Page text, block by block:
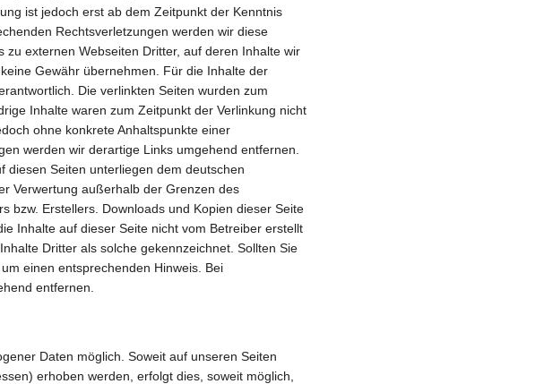
ist jedoch erst ab dem Zeitpunkt der Kenntnis
Rechtsverletzungen werden wir diese
externen Webseiten Dritter, auf deren Inhalte wir
Gewähr übernehmen. Für die Inhalte der
Die verlinkten Seiten wurden zum
Inhalte waren zum Zeitpunkt der Verlinkung nicht
ohne konkrete Anhaltspunkte einer
werden wir derartige Links umgehend entfernen.
diesen Seiten unterliegen dem deutschen
Verwertung außerhalb der Grenzen des
bzw. Erstellers. Downloads und Kopien dieser Seite
Inhalte auf dieser Seite nicht vom Betreiber erstellt
Dritter als solche gekennzeichnet. Sollten Sie
einen entsprechenden Hinweis. Bei
entfernen.
Daten möglich. Soweit auf unseren Seiten
erhoben werden, erfolgt dies, soweit möglich,